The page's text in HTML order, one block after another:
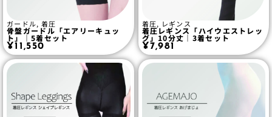
ガードル, 着圧
骨盤ガードル「エアリーキュッ
ト」｜5着セット
¥11,550
着圧, レギンス
着圧レギンス「ハイウエストレッ
グ」10分丈｜3着セット
¥7,981